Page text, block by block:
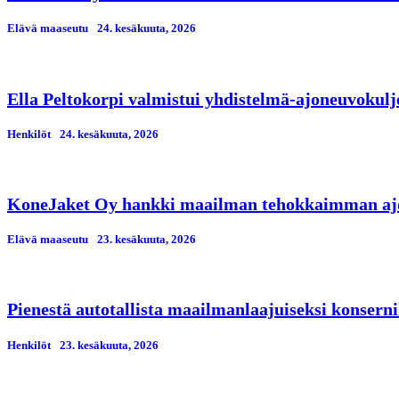
Elävä maaseutu 24. kesäkuuta, 2026
Ella Peltokorpi valmistui yhdistelmä-
Henkilöt 24. kesäkuuta, 2026
KoneJaket Oy hankki maailman tehokkaimman
Elävä maaseutu 23. kesäkuuta, 2026
Pienestä autotallista maailmanlaajuiseksi
Henkilöt 23. kesäkuuta, 2026